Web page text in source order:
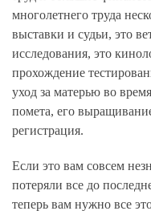
многолетнего труда
выставки и судьи, это
исследования, это
прохождение
уход за матерью во
помета, его
регистрация.
Если это вам совсем
потеряли все до
теперь вам нужно все